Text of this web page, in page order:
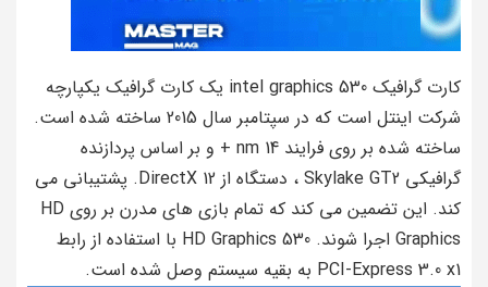
کارت گرافیک intel graphics 530 یک کارت گرافیک یکپارچه
شرکت اینتل است که در سپتامبر سال 2015 ساخته شده است.
ساخته شده بر روی فرایند 14 nm + و بر اساس پردازنده
گرافیکی Skylake GT2 ، دستگاه از DirectX 12. پشتیبانی می
کند. این تضمین می کند که تمام بازی های مدرن بر روی HD
Graphics اجرا شوند. HD Graphics 530 با استفاده از رابط
PCI-Express 3.0 x1 به بقیه سیستم وصل شده است.